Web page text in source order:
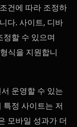
건에 따라 조정하
다. 사이트, 디바
할 수 있으며
식을 지원합니
운영할 수 있는
정 사이트는 저
모바일 성과가 더